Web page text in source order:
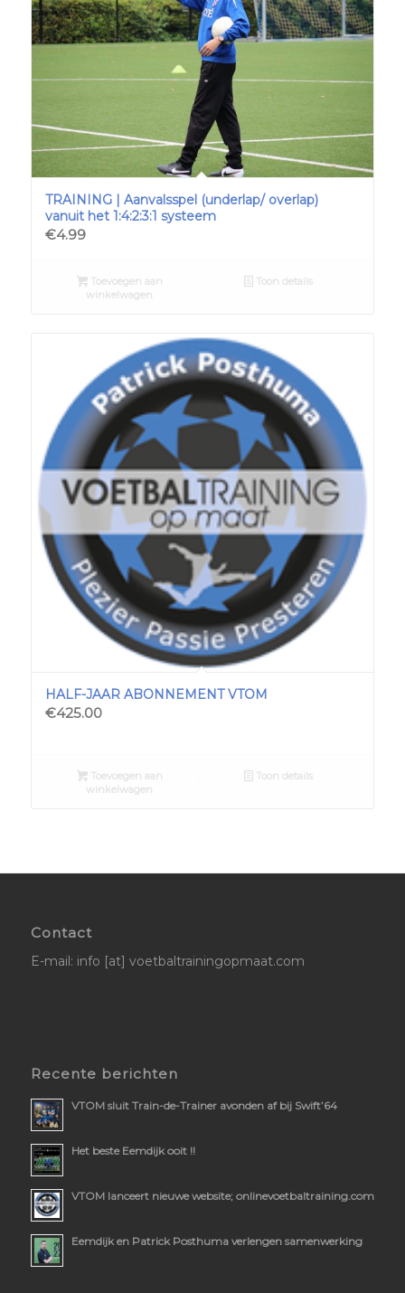
TRAINING | Aanvalsspel (underlap/ overlap)
vanuit het 1:4:2:3:1 systeem
€4.99
Toevoegen aan
winkelwagen
Toon details
HALF-JAAR ABONNEMENT VTOM
€425.00
Toevoegen aan
winkelwagen
Toon details
Contact
E-mail: info [at] voetbaltrainingopmaat.com
Recente berichten
VTOM sluit Train-de-Trainer avonden af bij Swift’64
Het beste Eemdijk ooit !!
VTOM lanceert nieuwe website; onlinevoetbaltraining.com
Eemdijk en Patrick Posthuma verlengen samenwerking